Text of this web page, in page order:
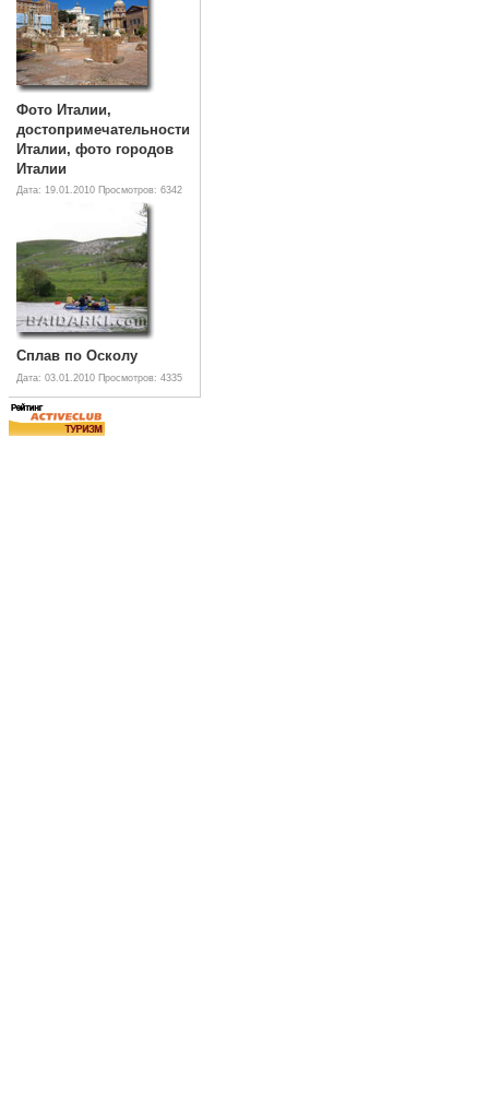
Фото Италии,
достопримечательности
Италии, фото городов
Италии
Дата: 19.01.2010 Просмотров: 6342
Сплав по Осколу
Дата: 03.01.2010 Просмотров: 4335